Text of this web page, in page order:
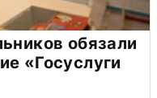
обязали
«Госуслуги